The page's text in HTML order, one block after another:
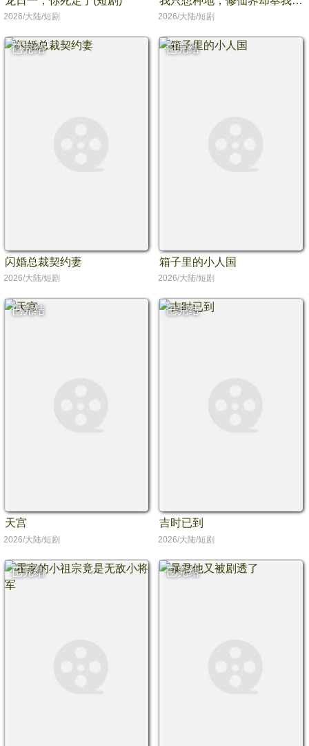
2026/大陆/短剧 2026/大陆/短剧
已完结
闪婚总裁契约妻
2026/大陆/短剧
已完结
箱子里的小人国
2026/大陆/短剧
已完结
天宫
2026/大陆/短剧
已完结
吉时已到
2026/大陆/短剧
已完结 已完结